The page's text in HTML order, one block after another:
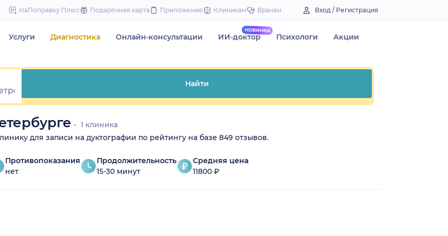
to
НаПоправку Плюс Подарочная карта Приложение Клиникам Врачам Вход / Регистрация
Услуги Диагностика Онлайн-консультации ИИ-доктор Психологи Акции
Найти
1 клиника
для записи на дуктографии по рейтингу на базе 849 отзывов.
Противопоказания
нет
Продолжительность
15-30 минут
Средняя цена
11800 ₽